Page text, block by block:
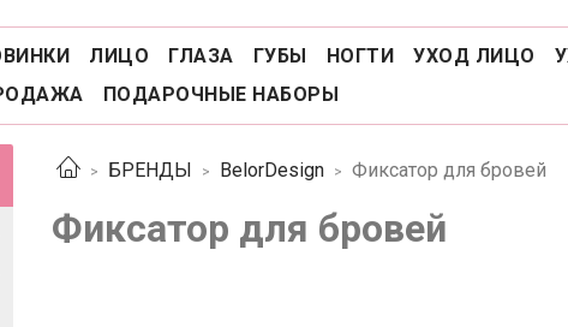
ЛИЦО ГЛАЗА ГУБЫ НОГТИ УХОД ЛИЦО
ПОДАРОЧНЫЕ НАБОРЫ
БРЕНДЫ BelorDesign Фиксатор для бровей
Фиксатор для бровей